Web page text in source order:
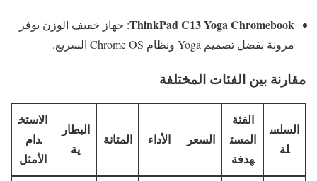
ThinkPad C13 Yoga Chromebook: جهاز خفيف الوزن يوفر
مرونة بفضل تصميم Yoga ونظام Chrome OS السريع.
مقارنة بين الفئات المختلفة
السلس
لة
الفئة
المست
هدفة
السعر الأداء المتانة
البطار
ية
الاستخ
دام
الأمثل